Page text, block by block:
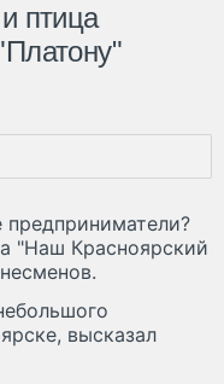
птица
"Наш Красноярский
высказал